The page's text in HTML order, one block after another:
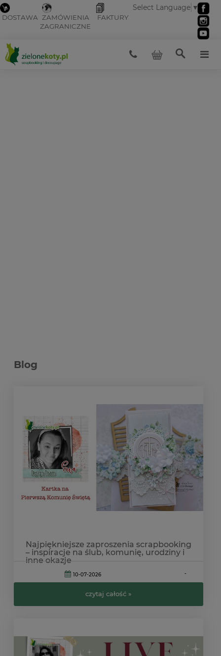
DOSTAWA ZAMÓWIENIA
ZAGRANICZNE
FAKTURY
Select Language ▼
Najpiękniejsze zaproszenia scrapbooking
– inspiracje na ślub, komunię, urodziny i
inne okazje
10-07-2026 -
czytaj całość »